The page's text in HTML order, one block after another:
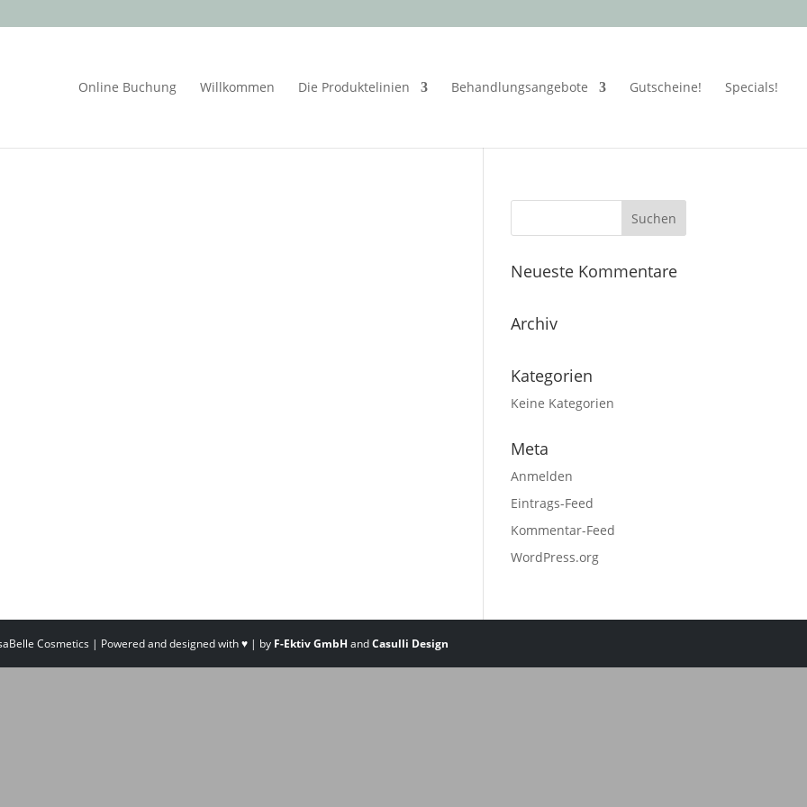
Online Buchung Willkommen Die Produktelinien Behandlungsangebote Gutscheine! Specials!
Neueste Kommentare
Archiv
Kategorien
Keine Kategorien
Meta
Anmelden
Eintrags-Feed
Kommentar-Feed
WordPress.org
Cosmetics | Powered and designed with ♥ | by F-Ektiv GmbH andCasulli Design